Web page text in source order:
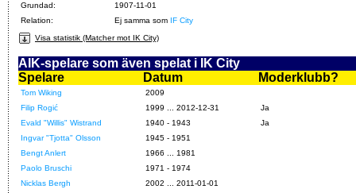
Grundad:
1907-11-01
Relation:
Ej samma som IF City
Visa statistik (Matcher mot IK City)
AIK-spelare som även spelat i IK City
Spelare
Datum Moderklubb?
Tom Wiking
2009
Filip Rogić
1999 ... 2012-12-31
Ja
Evald "Willis" Wistrand
1940 - 1943
Ja
Ingvar "Tjotta" Olsson
1945 - 1951
Bengt Anlert
1966 ... 1981
Paolo Bruschi
1971 - 1974
Nicklas Bergh
2002 ... 2011-01-01